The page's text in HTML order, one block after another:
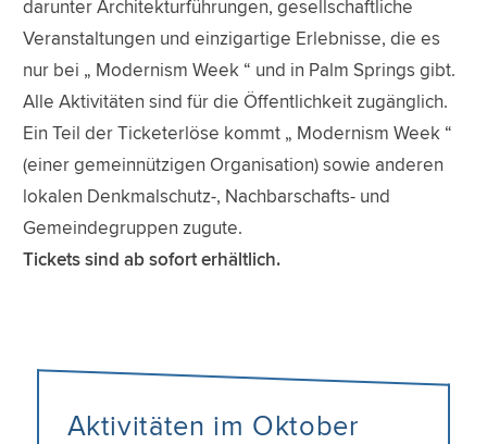
darunter Architekturführungen, gesellschaftliche
Veranstaltungen und einzigartige Erlebnisse, die es
nur bei „ Modernism Week “ und in Palm Springs gibt.
Alle Aktivitäten sind für die Öffentlichkeit zugänglich.
Ein Teil der Ticketerlöse kommt „ Modernism Week “
(einer gemeinnützigen Organisation) sowie anderen
lokalen Denkmalschutz-, Nachbarschafts- und
Gemeindegruppen zugute.
Tickets sind ab sofort erhältlich.
Aktivitäten im Oktober